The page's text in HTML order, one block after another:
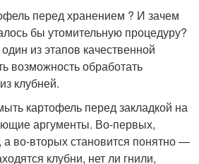
перед хранением ? И зачем
бы утомительную процедуру?
из этапов качественной
возможность обработать
клубней.
картофель перед закладкой на
аргументы. Во-первых,
а во-вторых становится понятно —
клубни, нет ли гнили,